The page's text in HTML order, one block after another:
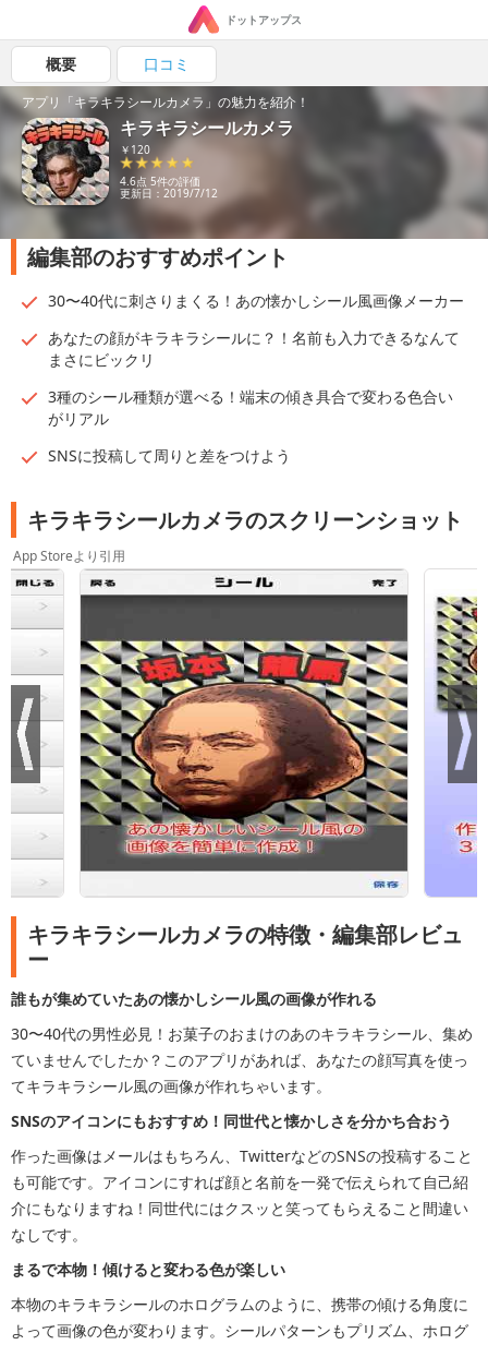
ドットアップス
概要 口コミ
アプリ「キラキラシールカメラ」の魅力を紹介！
キラキラシールカメラ
￥120
4.6点 5件の評価
更新日：2019/7/12
編集部のおすすめポイント
30〜40代に刺さりまくる！あの懐かしシール風画像メーカー
あなたの顔がキラキラシールに？！名前も入力できるなんて
まさにビックリ
3種のシール種類が選べる！端末の傾き具合で変わる色合い
がリアル
SNSに投稿して周りと差をつけよう
キラキラシールカメラのスクリーンショット
App Storeより引用
キラキラシールカメラの特徴・編集部レビュ
ー
誰もが集めていたあの懐かしシール風の画像が作れる
30〜40代の男性必見！お菓子のおまけのあのキラキラシール、集め
ていませんでしたか？このアプリがあれば、あなたの顔写真を使っ
てキラキラシール風の画像が作れちゃいます。
SNSのアイコンにもおすすめ！同世代と懐かしさを分かち合おう
作った画像はメールはもちろん、TwitterなどのSNSの投稿すること
も可能です。アイコンにすれば顔と名前を一発で伝えられて自己紹
介にもなりますね！同世代にはクスッと笑ってもらえること間違い
なしです。
まるで本物！傾けると変わる色が楽しい
本物のキラキラシールのホログラムのように、携帯の傾ける角度に
よって画像の色が変わります。シールパターンもプリズム、ホログ